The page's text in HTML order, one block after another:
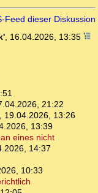
Feed dieser Diskussion
, 16.04.2026, 13:35
21:22
19.04.2026, 13:26
13:39
eines nicht
14:37
10:33